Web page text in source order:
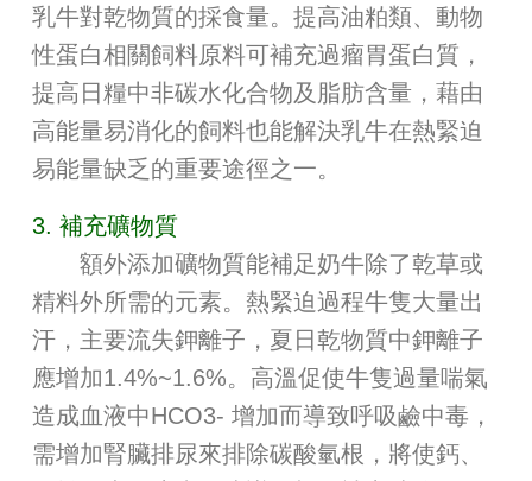
乳牛對乾物質的採食量。提高油粕類、動物
性蛋白相關飼料原料可補充過瘤胃蛋白質，
提高日糧中非碳水化合物及脂肪含量，藉由
高能量易消化的飼料也能解決乳牛在熱緊迫
易能量缺乏的重要途徑之一。
3. 補充礦物質
額外添加礦物質能補足奶牛除了乾草或
精料外所需的元素。熱緊迫過程牛隻大量出
汗，主要流失鉀離子，夏日乾物質中鉀離子
應增加1.4%~1.6%。高溫促使牛隻過量喘氣
造成血液中HCO3- 增加而導致呼吸鹼中毒，
需增加腎臟排尿來排除碳酸氫根，將使鈣、